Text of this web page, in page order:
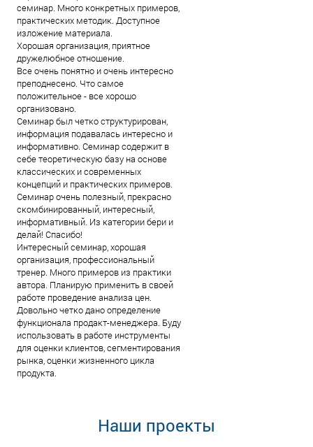
семинар. Много конкретных примеров,
практических методик. Доступное
изложение материала.
Хорошая организация, приятное
дружелюбное отношение.
Все очень понятно и очень интересно
преподнесено. Что самое
положительное - все хорошо
организовано.
Семинар был четко структурирован,
информация подавалась интересно и
информативно. Семинар содержит в
себе теоретическую базу на основе
классических и современных
концепций и практических примеров.
Семинар очень полезный, прекрасно
скомбинированный, интересный,
информативный. Из категории бери и
делай! Спасибо!
Интересный семинар, хорошая
организация, профессиональный
тренер. Много примеров из практики
автора. Планирую применить в своей
работе проведение анализа цен.
Довольно четко дано определение
функционала продакт-менеджера. Буду
использовать в работе инструменты
для оценки клиентов, сегментирования
рынка, оценки жизненного цикла
продукта.
Наши проекты